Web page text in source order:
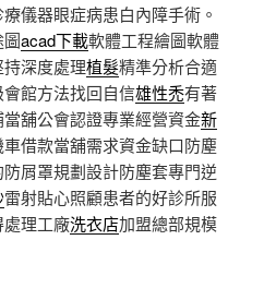
療儀器眼症病患白內障手術。
acad下載軟體工程繪圖軟體
深度處理植髮精準分析合適
館方法找回自信雄性禿有著
舖公會認證專業經營資金新
借款當舖需求資金缺口防塵
防屑罩規劃設計防塵套專門逆
雷射貼心照顧患者的好診所服
理工廠洗衣店加盟總部規模